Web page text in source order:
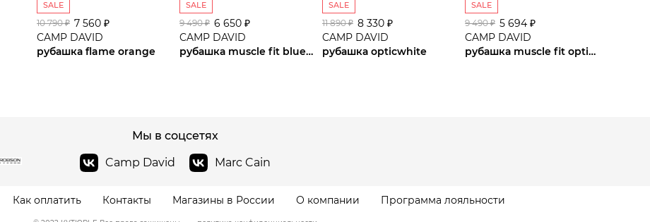
сайте СДЭК
SALE
10 790 ₽ 7 560 ₽
CAMP DAVID
рубашка flame orange
SALE
9 490 ₽ 6 650 ₽
CAMP DAVID
рубашка muscle fit blue navy
SALE
11 890 ₽ 8 330 ₽
CAMP DAVID
рубашка opticwhite
SALE
9 490 ₽ 5 694 ₽
CAMP DAVID
рубашка muscle fit opticwhite
Мы в соцсетях
Camp David
Marc Cain
Как оплатить Контакты Магазины в России О компании Программа лояльности